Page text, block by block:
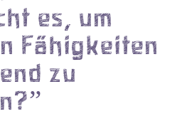
es, um
Fähigkeiten
zu